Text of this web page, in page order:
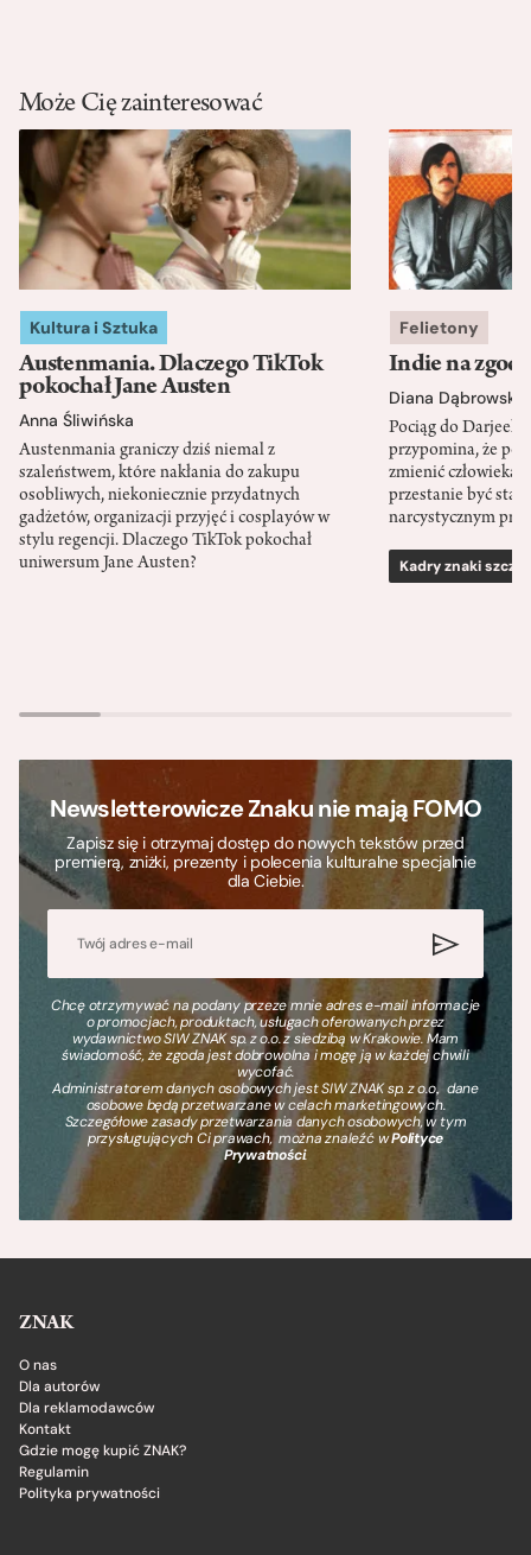
Może Cię zainteresować
Kultura i Sztuka
Austenmania. Dlaczego TikTok
pokochał Jane Austen
Anna Śliwińska
Austenmania graniczy dziś niemal z
szaleństwem, które nakłania do zakupu
osobliwych, niekoniecznie przydatnych
gadżetów, organizacji przyjęć i cosplayów w
stylu regencji. Dlaczego TikTok pokochał
uniwersum Jane Austen?
Felietony
Indie na
Diana Dąbrowska
Pociąg do
przypomina, że
zmienić człowieka
przestanie być
narcystycznym
Kadry znaki
Newsletterowicze Znaku nie mają FOMO
Zapisz się i otrzymaj dostęp do nowych tekstów przed
premierą, zniżki, prezenty i polecenia kulturalne specjalnie
dla Ciebie.
Chcę otrzymywać na podany przeze mnie adres e-mail informacje
o promocjach, produktach, usługach oferowanych przez
wydawnictwo SIW ZNAK sp. z o.o. z siedzibą w Krakowie. Mam
świadomość, że zgoda jest dobrowolna i mogę ją w każdej chwili
wycofać.
Administratorem danych osobowych jest SIW ZNAK sp. z o.o., dane
osobowe będą przetwarzane w celach marketingowych.
Szczegółowe zasady przetwarzania danych osobowych, w tym
przysługujących Ci prawach, można znaleźć wPolityce
Prywatności.
ZNAK
O nas
Dla autorów
Dla reklamodawców
Kontakt
Gdzie mogę kupić ZNAK?
Regulamin
Polityka prywatności